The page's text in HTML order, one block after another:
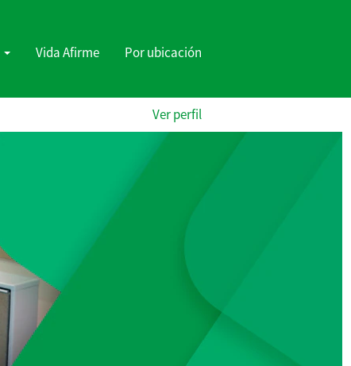
Vida Afirme Por ubicación
Ver perfil